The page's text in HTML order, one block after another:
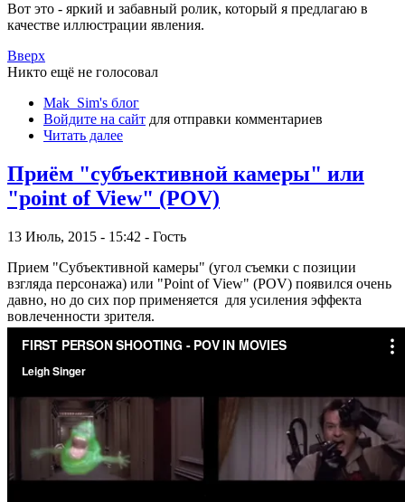
Вот это - яркий и забавный ролик, который я предлагаю в
качестве иллюстрации явления.
Вверх
Никто ещё не голосовал
Mak_Sim's блог
Войдите на сайт для отправки комментариев
Читать далее
Приём "субъективной камеры" или
"point of View" (POV)
13 Июль, 2015 - 15:42 - Гость
Прием "Субъективной камеры" (угол съемки с позиции
взгляда персонажа) или "Point of View" (POV) появился очень
давно, но до сих пор применяется для усиления эффекта
вовлеченности зрителя.